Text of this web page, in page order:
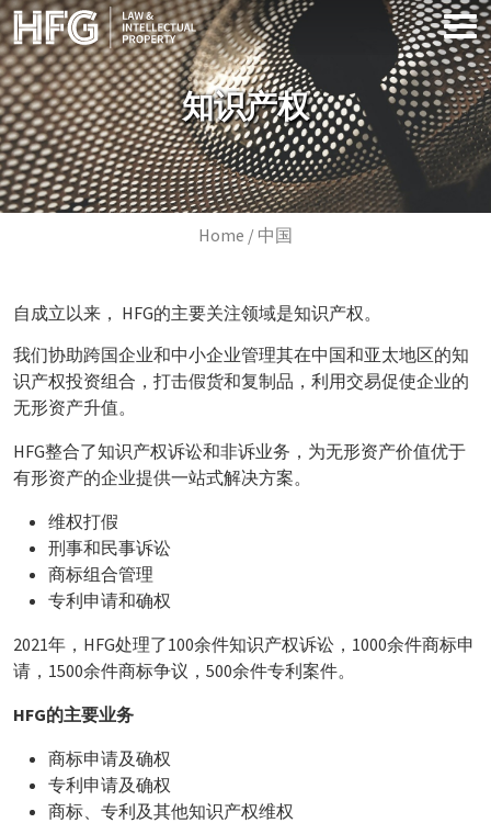
Skip to main content
Image
知识产权
Breadcrumb
Home 中国
自成立以来， HFG的主要关注领域是知识产权。
我们协助跨国企业和中小企业管理其在中国和亚太地区的知
识产权投资组合，打击假货和复制品，利用交易促使企业的
无形资产升值。
HFG整合了知识产权诉讼和非诉业务，为无形资产价值优于
有形资产的企业提供一站式解决方案。
维权打假
刑事和民事诉讼
商标组合管理
专利申请和确权
2021年，HFG处理了100余件知识产权诉讼，1000余件商标申
请，1500余件商标争议，500余件专利案件。
HFG的主要业务
商标申请及确权
专利申请及确权
商标、专利及其他知识产权维权